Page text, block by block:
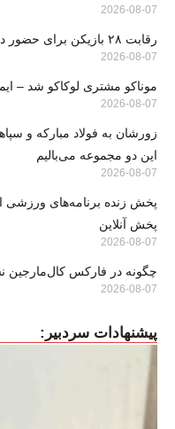
2026-08-07
رقابت ۲۸ بازیکن برای حضور در فهرست نهایی
2026-08-07
موناکو مشتری لوکاکو شد –
2026-08-07
زورشان به فولاد مبارکه و
این دو مجموعه می‌بالیم
2026-08-07
پخش آنلاین
2026-08-07
چگونه در فارکس کال‌مارجین نشویم؟ ۹ استراتژی
2026-08-07
پیشنهادات سردبیر: